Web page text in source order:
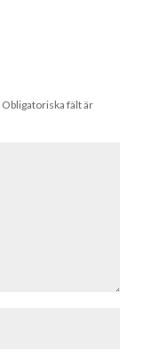
Obligatoriska fält är